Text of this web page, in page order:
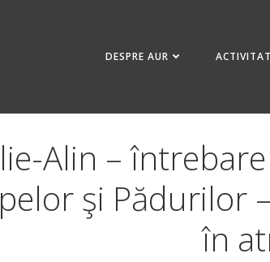
DESPRE AUR
Alin –
şi Pădurilor
în